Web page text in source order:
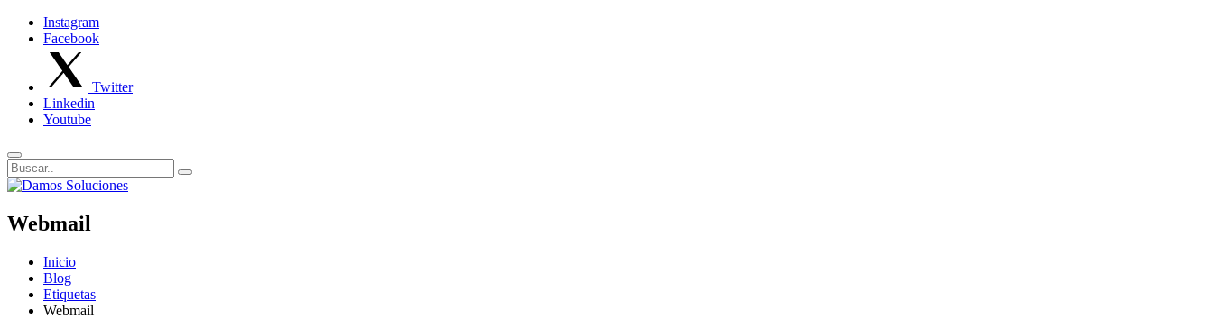
Instagram
Facebook
Twitter
Linkedin
Youtube
Webmail
Inicio
Blog
Etiquetas
Webmail